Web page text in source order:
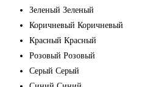
Зеленый Зеленый
Коричневый Коричневый
Красный Красный
Розовый Розовый
Серый Серый